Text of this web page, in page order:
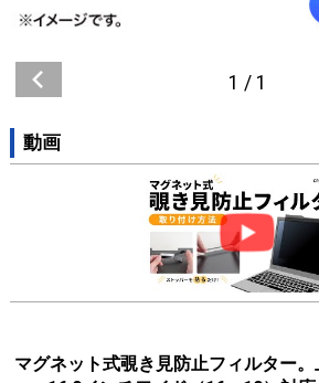
1 / 1
動画
マグネット式覗き見防止フィルター